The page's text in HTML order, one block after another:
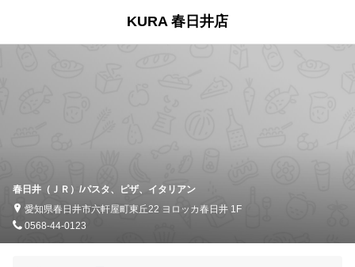
KURA 春日井店
春日井（ＪＲ）/パスタ、ピザ、イタリアン
愛知県春日井市六軒屋町東丘22 ヨロッカ春日井 1F
0568-44-0123